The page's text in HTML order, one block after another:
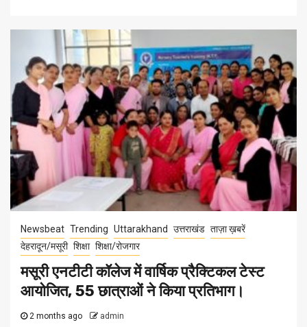
Newsbeat Trending Uttarakhand उत्तराखंड ताज़ा ख़बरें
देहरादून/मसूरी शिक्षा शिक्षा/रोजगार
मसूरी एनटीटी कॉलेज में वार्षिक प्रैक्टिकल टेस्ट
आयोजित, 55 छात्राओं ने किया प्रतिभाग।
2 months ago admin